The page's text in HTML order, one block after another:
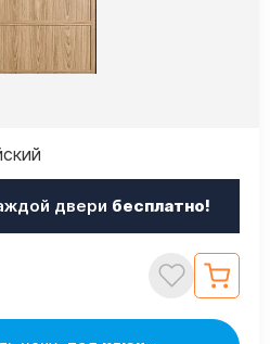
двери бесплатно!